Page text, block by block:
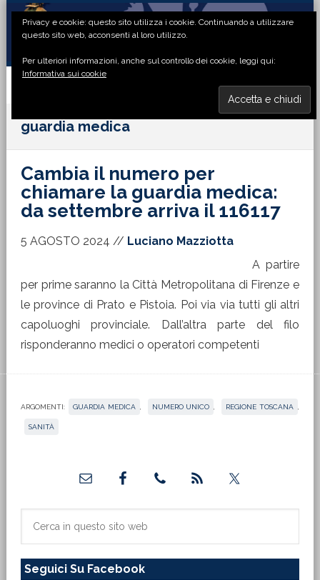
Passa
primaria
Passa
principale
Passa
laterale
Passa
di
guardia medica
Cambia il numero per
chiamare la guardia medica:
da settembre arriva il 116117
5 AGOSTO 2024 // Luciano Mazziotta
A partire
per prime saranno la Città Metropolitana di Firenze e
le province di Prato e Pistoia. Poi via via tutti gli altri
capoluoghi provinciale. Dall’altra parte del filo
risponderanno medici o operatori competenti
ARGOMENTI: GUARDIA MEDICA NUMERO UNICO REGIONE TOSCANA
SANITÀ
primaria
sito
Seguici Su Facebook
Privacy e cookie: questo sito utilizza i cookie. Continuando a utilizzare
questo sito web, acconsenti al loro utilizzo.
Per ulteriori informazioni, anche sul controllo dei cookie, leggi qui:
Informativa sui cookie